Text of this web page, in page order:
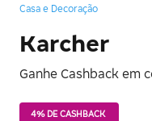
Casa e Decoração
Karcher
Ganhe Cashback em
4% DE CASHBACK